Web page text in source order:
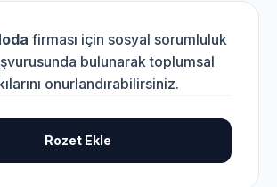
firması için sosyal sorumluluk
bulunarak toplumsal
onurlandırabilirsiniz.
Rozet Ekle